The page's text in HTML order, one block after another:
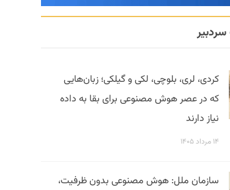
کردی، لری، بلوچی، لکی و گیلکی؛ زبان‌هایی
که در عصر هوش مصنوعی برای بقا به داده
نیاز دارند
۱۴ مرداد ۱۴۰۵
سازمان ملل: هوش مصنوعی بدون ظرفیت،